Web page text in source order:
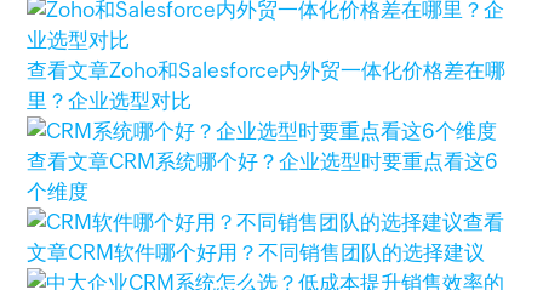
查看文章Zoho和Salesforce内外贸一体化价格差在哪
里？企业选型对比
查看文章CRM系统哪个好？企业选型时要重点看这6
个维度
查看
文章CRM软件哪个好用？不同销售团队的选择建议